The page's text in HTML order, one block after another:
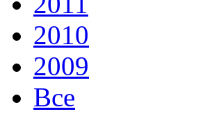
2010
2009
Все